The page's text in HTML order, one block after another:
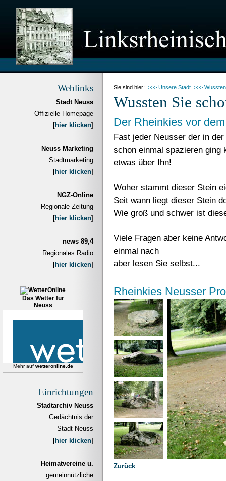
Weblinks
Stadt Neuss
Offizielle Homepage
[hier klicken]
Neuss Marketing
Stadtmarketing
[hier klicken]
NGZ-Online
Regionale Zeitung
[hier klicken]
news 89,4
Regionales Radio
[hier klicken]
Das Wetter für
Neuss
Mehr auf wetteronline.de
Einrichtungen
Stadtarchiv Neuss
Gedächtnis der
Stadt Neuss
[hier klicken]
Heimatvereine u.
gemeinnützliche
Sie sind hier: >>> Unsere Stadt >>>
Wussten Sie
Der Rheinkies vor
Fast jeder Neusser der in
schon einmal spazieren ging
etwas über Ihn!
Woher stammt dieser Stein
Seit wann liegt dieser Stein
Wie groß und schwer ist
Viele Fragen aber keine
einmal nach
aber lesen Sie selbst...
Rheinkies Neusser
Zurück